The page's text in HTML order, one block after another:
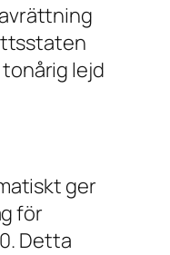
lejd
ger
för
Detta